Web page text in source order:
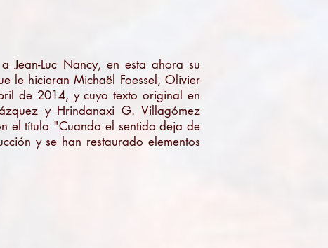
Jean-Luc Nancy, en esta ahora su
le hicieran Michaël Foessel, Olivier
de 2014, y cuyo texto original en
y Hrindanaxi G. Villagómez
el título "Cuando el sentido deja de
y se han restaurado elementos